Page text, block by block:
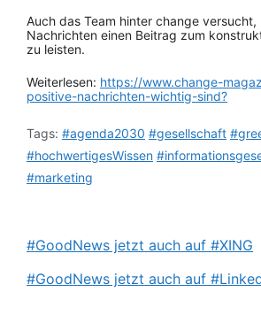
Auch das Team hinter change
Nachrichten einen Beitrag zum
zu leisten.
Weiterlesen: https://www.change-
positive-nachrichten-wichtig-sind?
Tags: #agenda2030 #gesellschaft
#hochwertigesWissen
#marketing
#GoodNews jetzt auch auf #XING
#GoodNews jetzt auch auf